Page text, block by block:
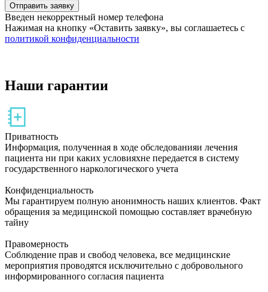
Отправить заявку
Введен некорректный номер телефона
Нажимая на кнопку «Оставить заявку», вы соглашаетесь с
политикой конфиденциальности
Наши гарантии
Приватность
Информация, полученная в ходе обследованияи лечения
пациента ни при каких условияхне передается в систему
государственного наркологического учета
Конфиденциальность
Мы гарантируем полную анонимность наших клиентов. Факт
обращения за медицинской помощью составляет врачебную
тайну
Правомерность
Соблюдение прав и свобод человека, все медицинские
мероприятия проводятся исключительно с добровольного
информированного согласия пациента